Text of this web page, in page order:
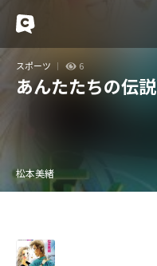
スポーツ 6
あんたたちの伝説
松本美緒